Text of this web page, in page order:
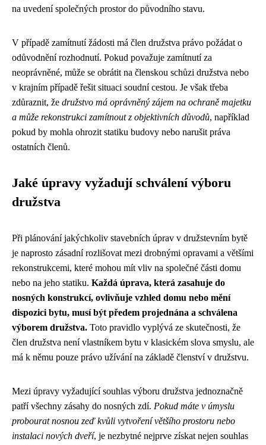
na uvedení společných prostor do původního stavu.
V případě zamítnutí žádosti má člen družstva právo požádat o
odůvodnění rozhodnutí. Pokud považuje zamítnutí za
neoprávněné, může se obrátit na členskou schůzi družstva nebo
v krajním případě řešit situaci soudní cestou. Je však třeba
zdůraznit, že družstvo má oprávněný zájem na ochraně majetku
a může rekonstrukci zamítnout z objektivních důvodů, například
pokud by mohla ohrozit statiku budovy nebo narušit práva
ostatních členů.
Jaké úpravy vyžadují schválení výboru
družstva
Při plánování jakýchkoliv stavebních úprav v družstevním bytě
je naprosto zásadní rozlišovat mezi drobnými opravami a většími
rekonstrukcemi, které mohou mít vliv na společné části domu
nebo na jeho statiku. Každá úprava, která zasahuje do
nosných konstrukcí, ovlivňuje vzhled domu nebo mění
dispozici bytu, musí být předem projednána a schválena
výborem družstva. Toto pravidlo vyplývá ze skutečnosti, že
člen družstva není vlastníkem bytu v klasickém slova smyslu, ale
má k němu pouze právo užívání na základě členství v družstvu.
Mezi úpravy vyžadující souhlas výboru družstva jednoznačně
patří všechny zásahy do nosných zdí. Pokud máte v úmyslu
probourat nosnou zeď kvůli vytvoření většího prostoru nebo
instalaci nových dveří, je nezbytné nejprve získat nejen souhlas